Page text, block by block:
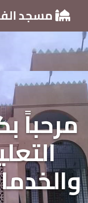
مسجد
مرحباً